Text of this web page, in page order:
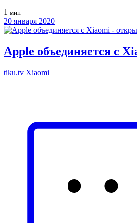
1 мин
20 января 2020
Apple объединяется с
tiku.tv Xiaomi